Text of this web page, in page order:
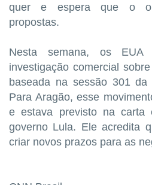
quer e espera que o
propostas.
Nesta semana, os EUA
investigação comercial
baseada na sessão 301 da
Para Aragão, esse
e estava previsto na carta
governo Lula. Ele acredita
criar novos prazos para as